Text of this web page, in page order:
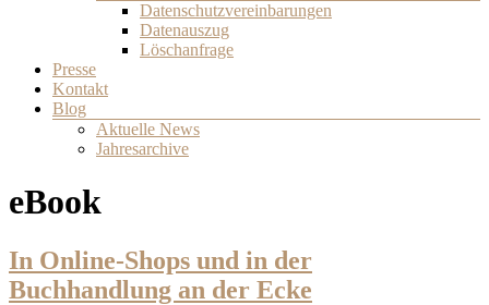
Datenschutzvereinbarungen
Datenauszug
Löschanfrage
Presse
Kontakt
Blog
Aktuelle News
Jahresarchive
eBook
In Online-Shops und in der
Buchhandlung an der Ecke